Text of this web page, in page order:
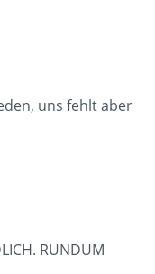
uns fehlt aber
RUNDUM